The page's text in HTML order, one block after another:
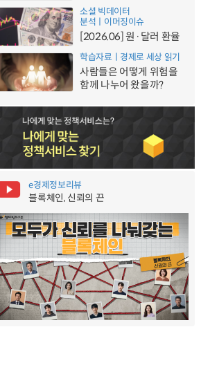
소셜 빅데이터
분석ㅣ이머징이슈
[2026.06] 원·달러 환율
학습자료ㅣ경제로 세상 읽기
사람들은 어떻게 위험을
함께 나누어 왔을까?
e경제정보리뷰
블록체인, 신뢰의 끈